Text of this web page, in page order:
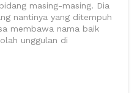
masing-masing. Dia
nantinya yang ditempuh
membawa nama baik
unggulan di